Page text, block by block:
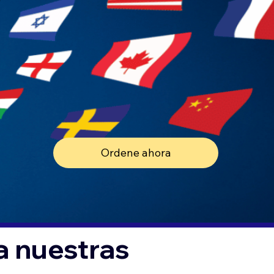
Ordene ahora
nuestras